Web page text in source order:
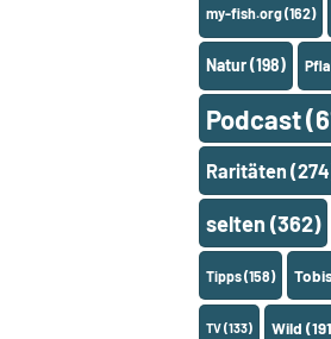
my-fish.org(162)
Natur(198)
Podcast
Raritäten
selten (362)
Tipps(158)
TV(133) Wild